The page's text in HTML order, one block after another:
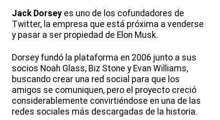
Jack Dorsey es uno de los cofundadores de
Twitter, la empresa que está próxima a venderse
y pasar a ser propiedad de Elon Musk.
Dorsey fundó la plataforma en 2006 junto a sus
socios Noah Glass, Biz Stone y Evan Williams,
buscando crear una red social para que los
amigos se comuniquen, pero el proyecto creció
considerablemente convirtiéndose en una de las
redes sociales más descargadas de la historia.